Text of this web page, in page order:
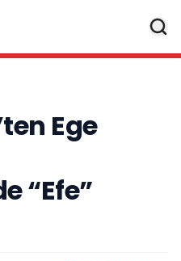
Ege
“Efe”